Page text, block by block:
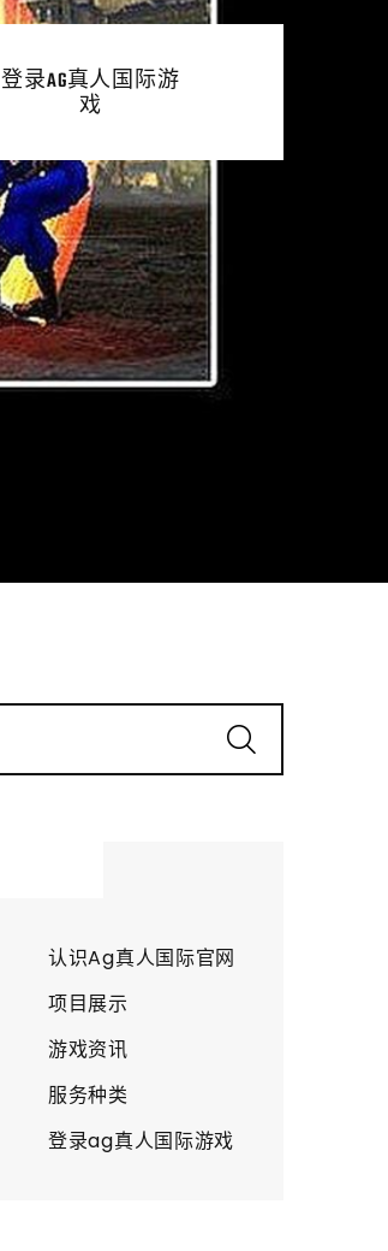
登录AG真人国际游
戏
认识Ag真人国际官网
项目展示
游戏资讯
服务种类
登录ag真人国际游戏